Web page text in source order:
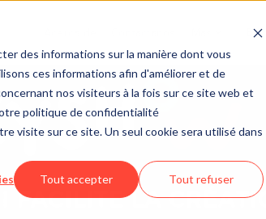
des informations sur la manière dont vous
ces informations afin d'améliorer et de
nos visiteurs à la fois sur ce site web et
politique de confidentialité
visite sur ce site. Un seul cookie sera utilisé dans
Tout accepter Tout refuser
es